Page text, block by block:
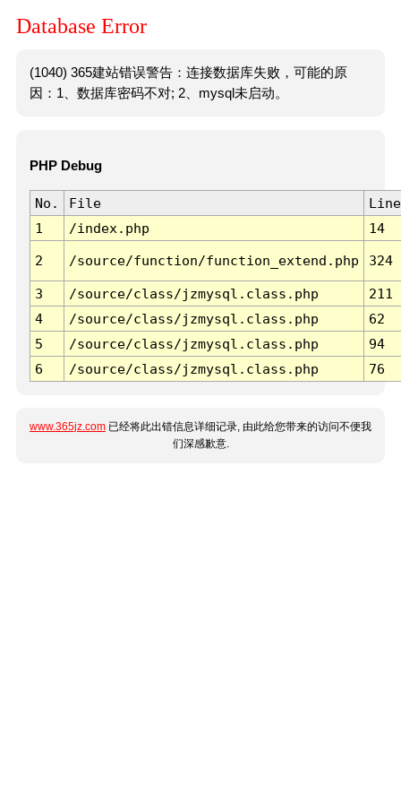
Database Error
(1040) 365建站错误警告：连接数据库失败，可能的原
因：1、数据库密码不对; 2、mysql未启动。
PHP Debug
No. File
Line
1
/index.php 14
2 /source/function/function_extend.php 324
3 /source/class/jzmysql.class.php
211
4
/source/class/jzmysql.class.php
62
5
/source/class/jzmysql.class.php
94
6
/source/class/jzmysql.class.php 76
www.365jz.com 已经将此出错信息详细记录, 由此给您带来的访问不便我
们深感歉意.